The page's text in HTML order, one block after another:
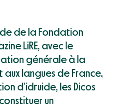
dicos-dor-campus-un-
de-vocabulaire/"
de la Fondation
LiRE, avec le
générale à la
langues de France,
d’idruide, les Dicos
un